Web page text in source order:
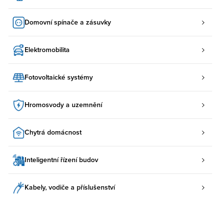
Domovní spínače a zásuvky
Elektromobilita
Fotovoltaické systémy
Hromosvody a uzemnění
Chytrá domácnost
Inteligentní řízení budov
Kabely, vodiče a příslušenství